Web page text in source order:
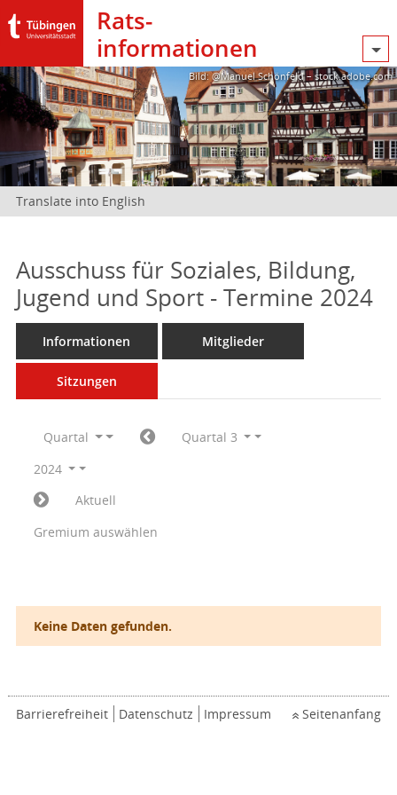
Rats­
informationen
Bild: @Manuel Schönfeld – stock.adobe.com
Translate into English
Ausschuss für Soziales, Bildung,
Jugend und Sport - Termine 2024
Informationen Mitglieder
Sitzungen
Quartal
Quartal 3
2024
Aktuell
Gremium auswählen
Keine Daten gefunden.
Barrierefreiheit Datenschutz Impressum Seitenanfang